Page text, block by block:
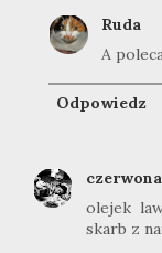
Ruda
A
Odpowiedz
olejek
skarb z